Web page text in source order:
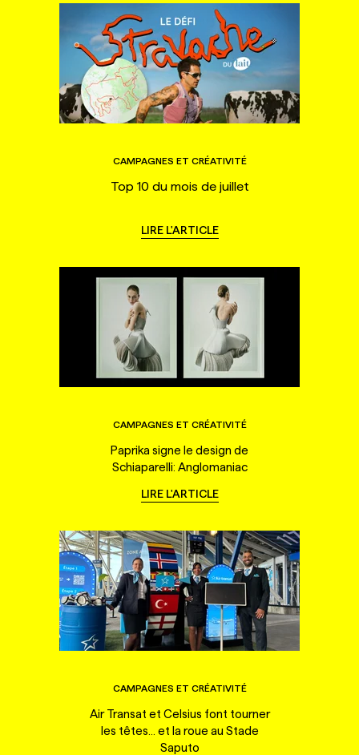
CAMPAGNES ET CRÉATIVITÉ
Top 10 du mois de juillet
LIRE L'ARTICLE
CAMPAGNES ET CRÉATIVITÉ
Paprika signe le design de
Schiaparelli: Anglomaniac
LIRE L'ARTICLE
CAMPAGNES ET CRÉATIVITÉ
Air Transat et Celsius font tourner
les têtes... et la roue au Stade
Saputo